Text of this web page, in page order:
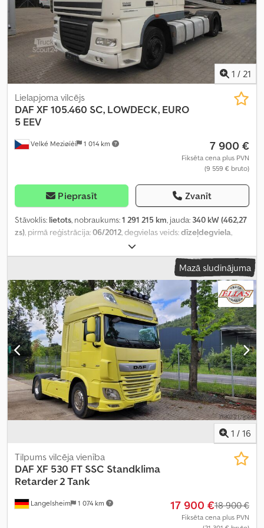
1 / 21
Velké Meziøíèí 1 014 km
Lielapjoma vilcējs
DAF XF 105.460 SC, LOWDECK, EURO
5 EEV
7 900 €
Fiksēta cena plus PVN
(9 559 € bruto)
Pieprasīt Zvanīt
Stāvoklis: lietots, nobraukums:1 291 215 km, jauda: 340 kW (462,27
zs), pirmā reģistrācija:06/2012, degvielas veids:dīzeļdegviela,
, asu konfigurācija:
pārnesuma veids:automātisks, emisijas klase:Euro 5, Aprīkojums:
ABS, elektroniskā stabilitātes programma (ESP), gaisa
kondicionēšana, stāvvietas sildītājs,
Mazā sludinājuma
1 / 16
Langelsheim 1 074 km
Tilpums vilcēja vienība
DAF XF 530 FT SSC Standklima
Retarder 2 Tank
17 900 €18 900 €
Fiksēta cena plus PVN